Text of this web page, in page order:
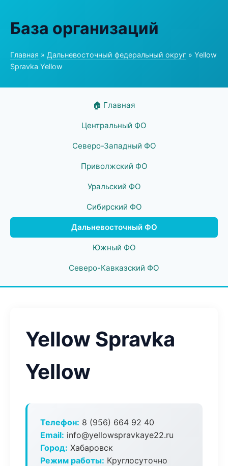
База организаций
Главная » Дальневосточный федеральный округ » Yellow
Spravka Yellow
🏠 Главная
Центральный ФО
Северо-Западный ФО
Приволжский ФО
Уральский ФО
Сибирский ФО
Дальневосточный ФО
Южный ФО
Северо-Кавказский ФО
Yellow Spravka
Yellow
Телефон: 8 (956) 664 92 40
Email: info@yellowspravkaye22.ru
Город: Хабаровск
Режим работы: Круглосуточно